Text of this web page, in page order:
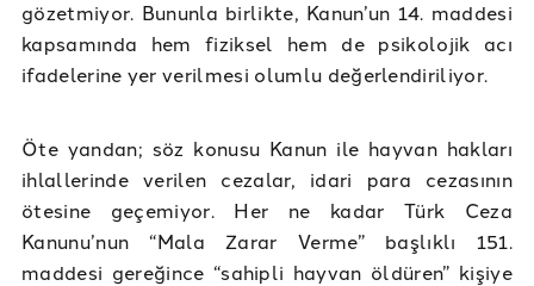
gözetmiyor. Bununla birlikte, Kanun’un 14. maddesi
kapsamında hem fiziksel hem de psikolojik acı
ifadelerine yer verilmesi olumlu değerlendiriliyor.
Öte yandan; söz konusu Kanun ile hayvan hakları
ihlallerinde verilen cezalar, idari para cezasının
ötesine geçemiyor. Her ne kadar Türk Ceza
Kanunu’nun “Mala Zarar Verme” başlıklı 151.
maddesi gereğince “sahipli hayvan öldüren” kişiye